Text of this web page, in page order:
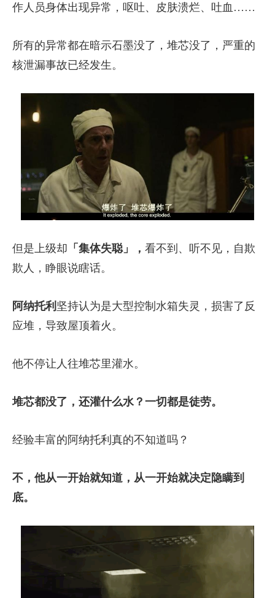
作人员身体出现异常，呕吐、皮肤溃烂、吐血……
所有的异常都在暗示石墨没了，堆芯没了，严重的
核泄漏事故已经发生。
但是上级却 「集体失聪」， 看不到、听不见，自欺
欺人，睁眼说瞎话。
阿纳托利 坚持认为是大型控制水箱失灵，损害了反
应堆，导致屋顶着火。
他不停让人往堆芯里灌水。
堆芯都没了，还灌什么水？ 一切都是徒劳。
经验丰富的阿纳托利真的不知道吗？
不，他从一开始就知道，从一开始就决定隐瞒到
底。